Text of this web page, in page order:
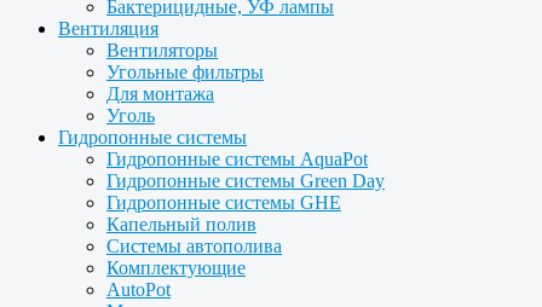
Бактерицидные, УФ лампы
Вентиляция
Вентиляторы
Угольные фильтры
Для монтажа
Уголь
Гидропонные системы
Гидропонные системы AquaPot
Гидропонные системы Green Day
Гидропонные системы GHE
Капельный полив
Системы автополива
Комплектующие
AutoPot